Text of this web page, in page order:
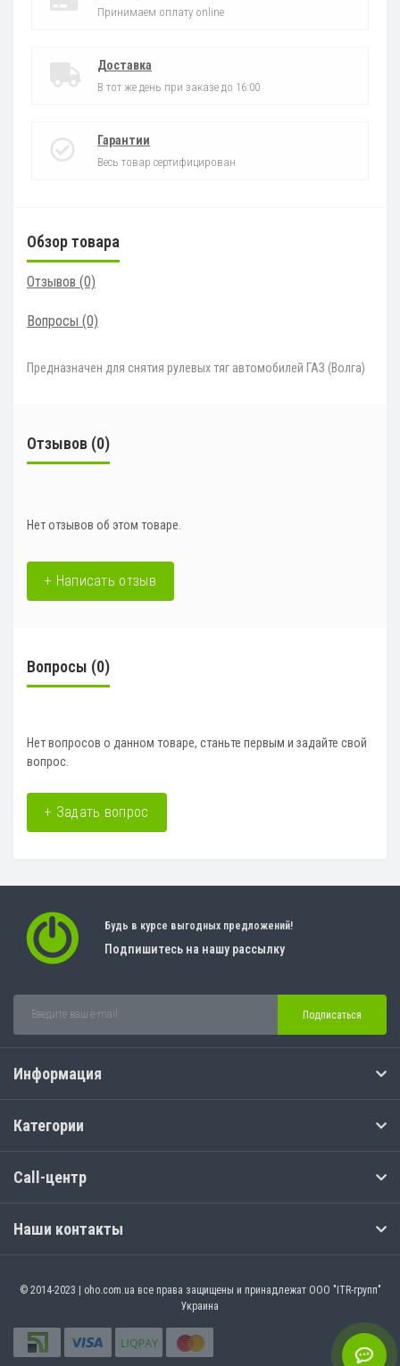
Принимаем оплату online
Доставка
В тот же день при заказе до 16:00
Гарантии
Весь товар сертифицирован
Обзор товара
Отзывов (0)
Вопросы (0)
Предназначен для снятия рулевых тяг автомобилей ГАЗ (Волга)
Отзывов (0)
Нет отзывов об этом товаре.
+ Написать отзыв
Вопросы (0)
Нет вопросов о данном товаре, станьте первым и задайте свой
вопрос.
+ Задать вопрос
Будь в курсе выгодных предложений!
Подпишитесь на нашу рассылку
Подписаться
Информация
Категории
Call-центр
Наши контакты
© 2014-2023 | oho.com.ua все права защищены и принадлежат ООО "ITR-групп"
Украина